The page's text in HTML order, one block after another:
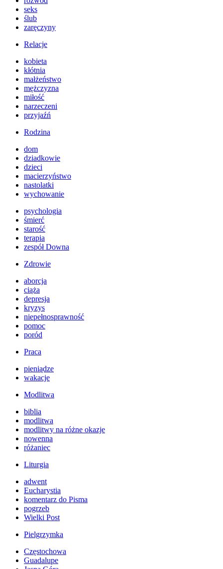
seks
ślub
zaręczyny
Relacje
kobieta
kłótnia
małżeństwo
mężczyzna
miłość
narzeczeni
przyjaźń
Rodzina
dom
dziadkowie
dzieci
macierzyństwo
nastolatki
wychowanie
psychologia
śmierć
starość
terapia
zespół Downa
Zdrowie
aborcja
ciąża
depresja
kryzys
niepełnosprawność
pomoc
poród
Praca
pieniądze
wakacje
Modlitwa
biblia
modlitwa
modlitwy na różne okazje
nowenna
różaniec
Liturgia
adwent
Eucharystia
komentarz do Pisma
pogrzeb
Wielki Post
Pielgrzymka
Częstochowa
Guadalupe